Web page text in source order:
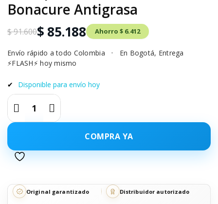
Bonacure Antigrasa
$ 91.600$ 85.188 Ahorro $ 6.412
Envío rápido a todo Colombia •
En Bogotá, Entrega
⚡FLASH⚡ hoy mismo
✔ Disponible para envío hoy
COMPRA YA
Original garantizado Distribuidor autorizado